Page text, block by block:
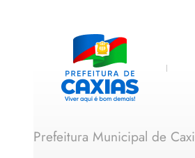
Prefeitura Municipal de